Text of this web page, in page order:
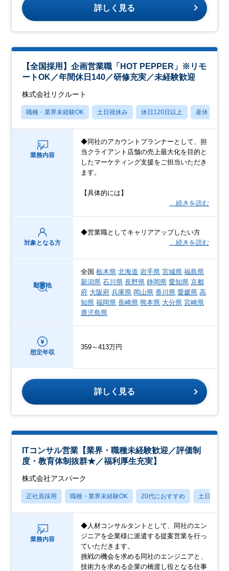
詳しく見る
【全国採用】企画営業職「HOT PEPPER」※リモ
ートOK／年間休日140／研修充実／未経験歓迎
株式会社リクルート
職種・業界未経験OK 土日祝休み 休日120日以上 産休・育休
業務内容
◆同社のアカウントプランナーとして、担
当クライアント店舗の売上最大化を目的と
したマーケティング支援をご担当いただき
ます。
【具体的には】
…続きを読む
対象となる方
◆営業職としてキャリアアップしたい方
…続きを読む
勤務地
全国栃木県 北海道 岩手県 宮城県 福島県
新潟県 石川県 長野県 静岡県 愛知県 京都
府 大阪府 兵庫県 岡山県 香川県 愛媛県 高
知県 福岡県 長崎県 熊本県 大分県 宮崎県
鹿児島県
想定年収
359～413万円
詳しく見る
ITコンサル営業【業界・職種未経験歓迎／評価制
度・教育体制抜群★／福利厚生充実】
株式会社アスパーク
正社員採用 職種・業界未経験OK 20代におすすめ 土日祝休み
業務内容
◆人材コンサルタントとして、同社のエン
ジニアを企業様に派遣する提案営業を行っ
ていただきます。
挑戦の機会を求める同社のエンジニアと、
技術力を求める企業の橋渡し役となる仕事